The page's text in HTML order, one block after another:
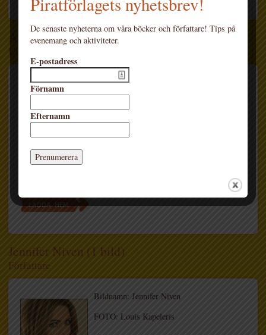
Andetag (1 bild)
Utgiven 2021-04-27
LADDA HEM
Bildnamn: Jennifer Niven - Andetag
(flexband 2021)
Jennifer Niven (1 bild)
Författare
Bildnamn: Jennifer Niven
FOTO: Louis Kapeleris
De senaste nyheterna om våra böcker och författare! Tips på
evenemang och aktiviteter.
E-postadress
Förnamn
Efternamn